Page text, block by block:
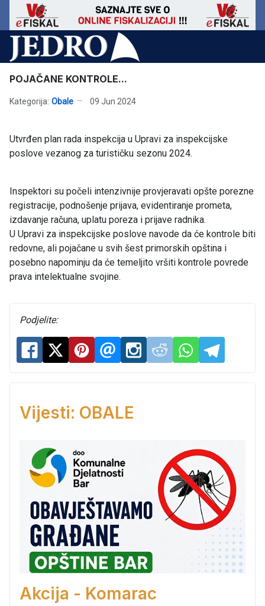
POJAČANE KONTROLE...
Kategorija: Obale 09 Jun 2024
Utvrđen plan rada inspekcija u Upravi za inspekcijske
poslove vezanog za turističku sezonu 2024.
Inspektori su počeli intenzivnije provjeravati opšte porezne
registracije, podnošenje prijava, evidentiranje prometa,
izdavanje računa, uplatu poreza i prijave radnika.
U Upravi za inspekcijske poslove navode da će kontrole biti
redovne, ali pojačane u svih šest primorskih opština i
posebno napominju da će temeljito vršiti kontrole povrede
prava intelektualne svojine.
Podjelite:
Vijesti: OBALE
Akcija - Komarac